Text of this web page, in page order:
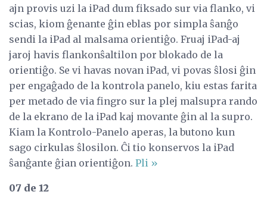
ajn provis uzi la iPad dum fiksado sur via flanko, vi
scias, kiom ĝenante ĝin eblas por simpla ŝanĝo
sendi la iPad al malsama orientiĝo. Fruaj iPad-aj
jaroj havis flankonŝaltilon por blokado de la
orientiĝo. Se vi havas novan iPad, vi povas ŝlosi ĝin
per engaĝado de la kontrola panelo, kiu estas farita
per metado de via fingro sur la plej malsupra rando
de la ekrano de la iPad kaj movante ĝin al la supro.
Kiam la Kontrolo-Panelo aperas, la butono kun
sago cirkulas ŝlosilon. Ĉi tio konservos la iPad
ŝanĝante ĝian orientiĝon. Pli »
07 de 12